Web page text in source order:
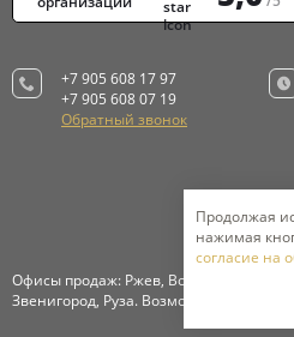
Продолжая
нажимая
согласие на
+7 905 608 17 97
+7 905 608 07 19
Обратный звонок
Офисы продаж: Ржев, Волоколамск,
Звенигород, Руза. Возможна доставка